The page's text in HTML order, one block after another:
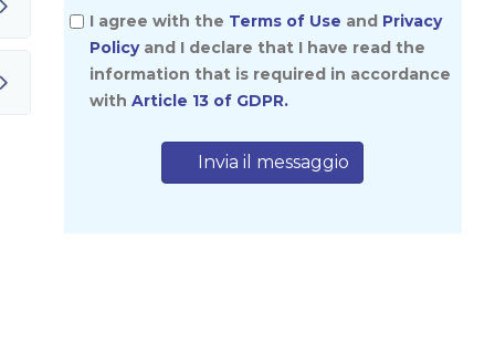
I agree with the Terms of Use and Privacy
Policyand I declare that I have read the
information that is required in accordance
with Article 13 of GDPR.
Invia il messaggio